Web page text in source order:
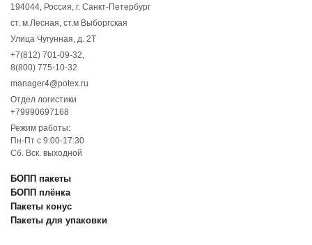
194044, Россия, г. Санкт-Петербург
ст. м.Лесная, ст.м Выборгская
Улица Чугунная, д. 2Т
+7(812) 701-09-32,
8(800) 775-10-32
manager4@potex.ru
Отдел логистики
+79990697168
Режим работы:
Пн-Пт с 9:00-17:30
Сб. Вск. выходной
БОПП пакеты
БОПП плёнка
Пакеты конус
Пакеты для упаковки